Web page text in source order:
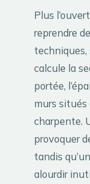
Plus
reprendre
calcule la
portée,
murs
charpente.
provoquer
tandis
alourdir